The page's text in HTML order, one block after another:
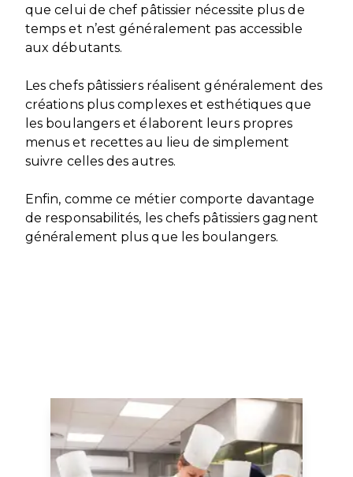
que celui de chef pâtissier nécessite plus de
temps et n’est généralement pas accessible
aux débutants.
Les chefs pâtissiers réalisent généralement des
créations plus complexes et esthétiques que
les boulangers et élaborent leurs propres
menus et recettes au lieu de simplement
suivre celles des autres.
Enfin, comme ce métier comporte davantage
de responsabilités, les chefs pâtissiers gagnent
généralement plus que les boulangers.